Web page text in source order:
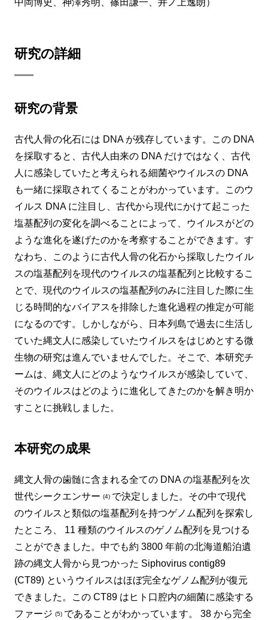
研究の詳細
研究の背景
古代人骨の化石には DNA が残存しています。この DNA
を採取すると、古代人由来の DNA だけではなく、古代
人に感染していたと考えられる細菌やウイルスの DNA
も一緒に採取されてくることがわかっています。このウ
イルス DNA に注目し、古代から現代にかけて起こった
塩基配列の変化を調べることによって、ウイルスがどの
ような進化を遂げたのかを考察することができます。す
なわち、このように古代人骨の化石から採取したウイル
スの塩基配列を現代のウイルスの塩基配列と比較するこ
とで、現代のウイルスの塩基配列のみに注目した際に生
じる時間的なバイアスを排除した進化過程の推定が可能
になるのです。しかしながら、日本列島で過去に生活し
ていた縄文人に感染していたウイルスをはじめとする微
生物の研究は進んでいませんでした。そこで、本研究チ
ームは、縄文人にどのようなウイルスが感染していて、
そのウイルスはどのように進化してきたのかを解き明か
すことに挑戦しました。
本研究の成果
縄文人骨の歯髄に含まれる全ての DNA の塩基配列を次
世代シークエンサー (4) で決定しました。その中で現代
のウイルスと類似の塩基配列を持つゲノム配列を探索し
たところ、 11 種類のウイルスのゲノム配列を見つける
ことができました。中でも約 3800 年前の北海道船泊遺
跡の縄文人骨から見つかった Siphovirus contig89
(CT89) というウイルスはほぼ完全なゲノム配列が復元
できました。この CT89 はヒト口腔内の細菌に感染する
ファージ (5) であることがわかっています。 38 から完全